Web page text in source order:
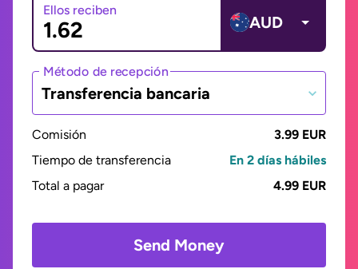
Ellos reciben
AUD
Método de recepción
Transferencia bancaria
Comisión
3.99 EUR
Tiempo de transferencia
En 2 días hábiles
Total a pagar
4.99 EUR
Send Money